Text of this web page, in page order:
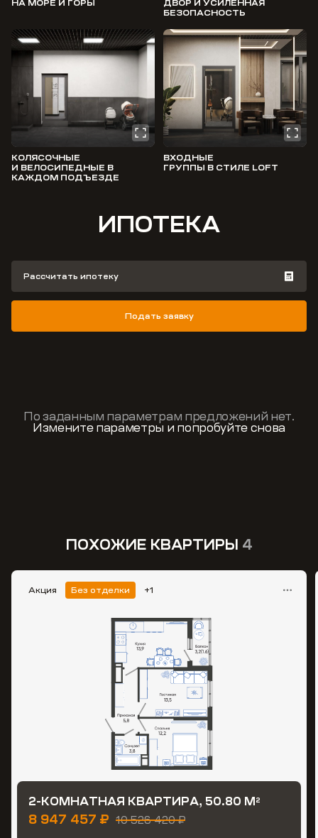
НА МОРЕ И ГОРЫ
ДВОР И УСИЛЕННАЯ
БЕЗОПАСНОСТЬ
КОЛЯСОЧНЫЕ
И ВЕЛОСИПЕДНЫЕ В
КАЖДОМ ПОДЪЕЗДЕ
ВХОДНЫЕ
ГРУППЫ В СТИЛЕ LOFT
ИПОТЕКА
Подать заявку
Рассчитать ипотеку
По заданным параметрам предложений нет.
Измените параметры и попробуйте снова
ПОХОЖИЕ КВАРТИРЫ 4
Акция Без отделки +1
2-КОМНАТНАЯ КВАРТИРА, 50.80 М2
8 947 457 ₽ 10 526 420 ₽